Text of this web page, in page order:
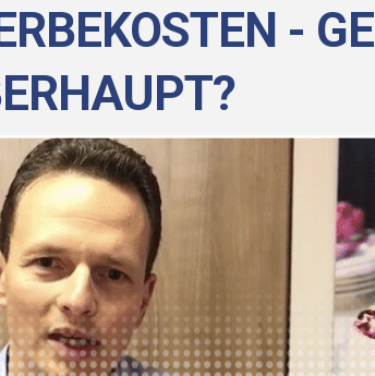
-